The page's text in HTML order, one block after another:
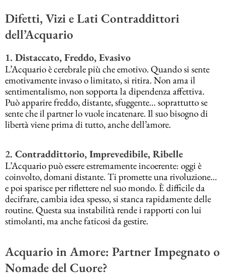
Difetti, Vizi e Lati Contraddittori
dell’Acquario
1. Distaccato, Freddo, Evasivo
L’Acquario è cerebrale più che emotivo. Quando si sente
emotivamente invaso o limitato, si ritira. Non ama il
sentimentalismo, non sopporta la dipendenza affettiva.
Può apparire freddo, distante, sfuggente… soprattutto se
sente che il partner lo vuole incatenare. Il suo bisogno di
libertà viene prima di tutto, anche dell’amore.
2. Contraddittorio, Imprevedibile, Ribelle
L’Acquario può essere estremamente incoerente: oggi è
coinvolto, domani distante. Ti promette una rivoluzione…
e poi sparisce per riflettere nel suo mondo. È difficile da
decifrare, cambia idea spesso, si stanca rapidamente delle
routine. Questa sua instabilità rende i rapporti con lui
stimolanti, ma anche faticosi da gestire.
Acquario in Amore: Partner Impegnato o
Nomade del Cuore?